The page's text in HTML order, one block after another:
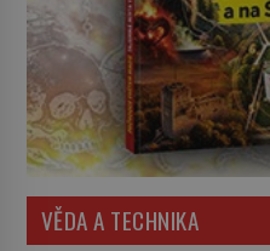
VĚDA A TECHNIKA